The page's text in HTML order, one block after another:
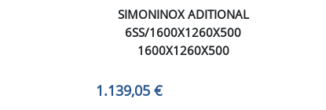
SIMONINOX ADITIONAL
6SS/1600X1260X500
1600X1260X500
1.139,05 €